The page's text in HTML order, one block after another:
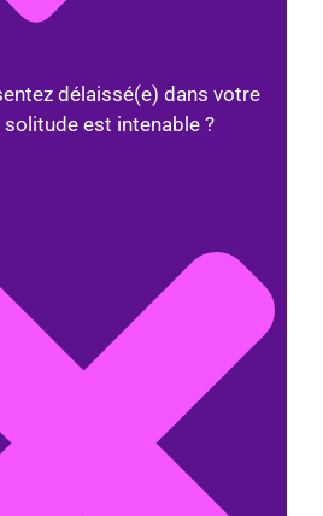
délaissé(e) dans votre
est intenable ?